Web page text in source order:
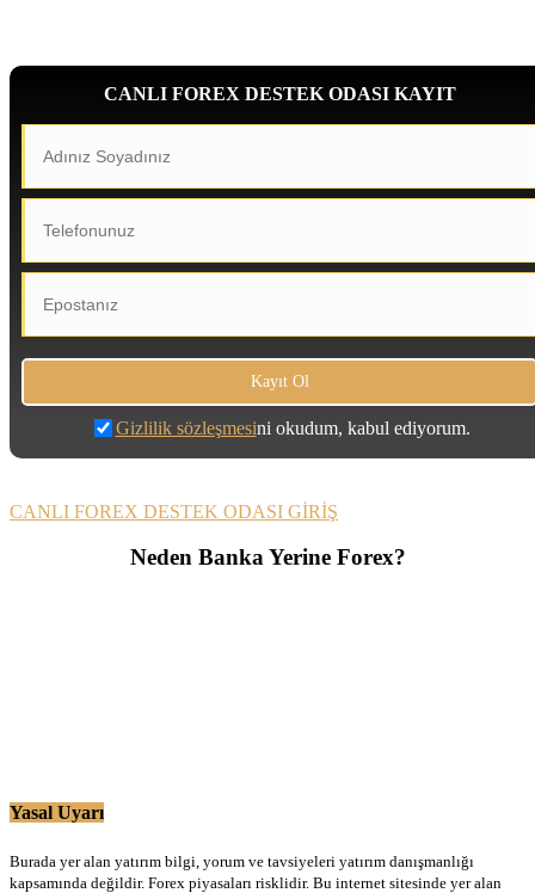
CANLI FOREX DESTEK ODASI KAYIT
Gizlilik sözleşmesini okudum, kabul ediyorum.
CANLI FOREX DESTEK ODASI GİRİŞ
Neden Banka Yerine Forex?
Yasal Uyarı
Burada yer alan yatırım bilgi, yorum ve tavsiyeleri yatırım danışmanlığı
kapsamında değildir. Forex piyasaları risklidir. Bu internet sitesinde yer alan